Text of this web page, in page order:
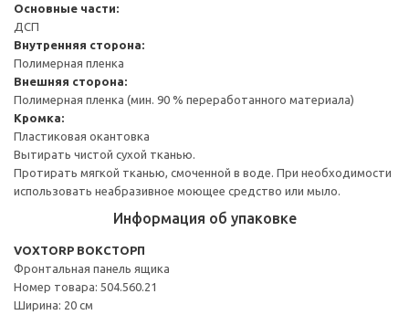
Основные части:
ДСП
Внутренняя сторона:
Полимерная пленка
Внешняя сторона:
Полимерная пленка (мин. 90 % переработанного материала)
Кромка:
Пластиковая окантовка
Вытирать чистой сухой тканью.
Протирать мягкой тканью, смоченной в воде. При необходимости
использовать неабразивное моющее средство или мыло.
Информация об упаковке
VOXTORP ВОКСТОРП
Фронтальная панель ящика
Номер товара: 504.560.21
Ширина: 20 см